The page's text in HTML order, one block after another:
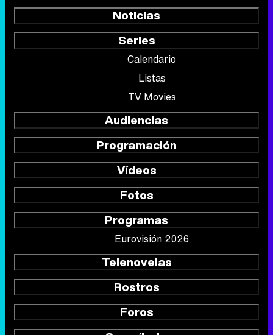
Noticias
Series
Calendario
Listas
TV Movies
Audiencias
Programación
Vídeos
Fotos
Programas
Eurovisión 2026
Telenovelas
Rostros
Foros